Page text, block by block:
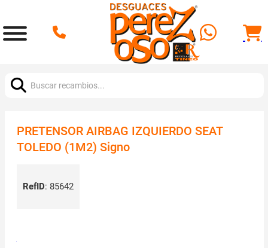
PRETENSOR AIRBAG IZQUIERDO SEAT
TOLEDO (1M2) Signo
RefID: 85642